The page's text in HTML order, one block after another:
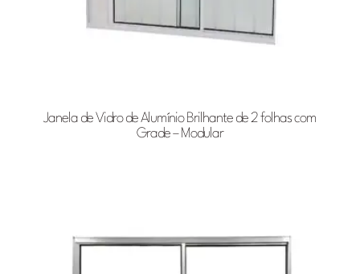
Janela de Vidro de Alumínio Brilhante de 2 folhas com
Grade – Modular